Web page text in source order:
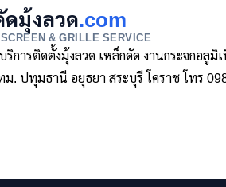
ดมุ้งลวด.com
& GRILLE SERVICE
บริการติดตั้งมุ้งลวด เหล็กดัด งานกระจกอลู
ปทุมธานี อยุธยา สระบุรี โคราช โทร